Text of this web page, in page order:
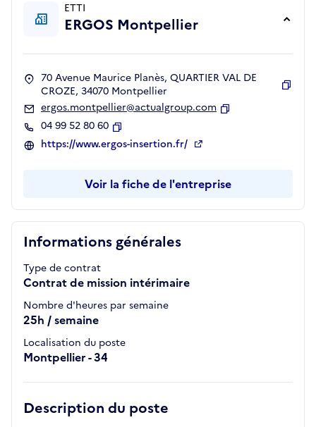
Informations générales
Type de contrat
Contrat de mission intérimaire
Nombre d'heures par semaine
25h / semaine
Localisation du poste
Montpellier - 34
Description du poste
ETTI
ERGOS Montpellier
70 Avenue Maurice Planès, QUARTIER VAL DE
CROZE, 34070 Montpellier
ergos.montpellier@actualgroup.com
04 99 52 80 60
Copier
https://www.ergos-insertion.fr/
Voir la fiche de l'entreprise